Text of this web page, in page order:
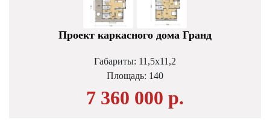
Проект каркасного дома Гранд
Габариты: 11,5х11,2
Площадь: 140
7 360 000 р.